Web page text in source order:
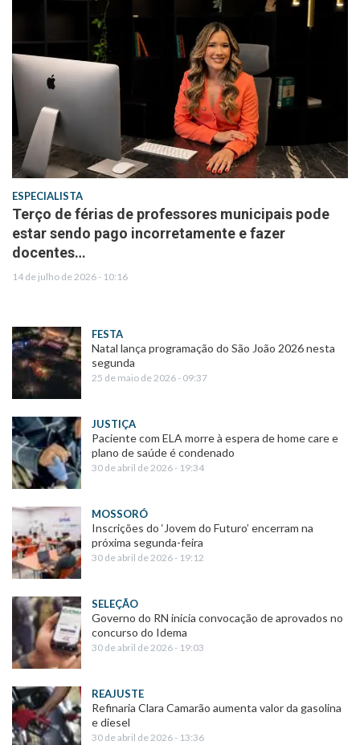
ESPECIALISTA
Terço de férias de professores municipais pode
estar sendo pago incorretamente e fazer
docentes…
14 de julho de 2026 - 10:16
FESTA
Natal lança programação do São João 2026 nesta
segunda
25 de maio de 2026 - 09:37
JUSTIÇA
Paciente com ELA morre à espera de home care e
plano de saúde é condenado
30 de abril de 2026 - 19:34
MOSSORÓ
Inscrições do ‘Jovem do Futuro’ encerram na
próxima segunda-feira
30 de abril de 2026 - 19:12
SELEÇÃO
Governo do RN inicia convocação de aprovados no
concurso do Idema
30 de abril de 2026 - 19:03
REAJUSTE
Refinaria Clara Camarão aumenta valor da gasolina
e diesel
30 de abril de 2026 - 13:36